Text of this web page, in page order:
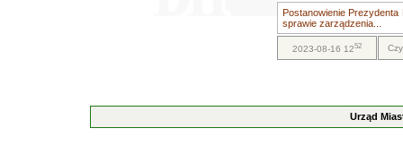
Postanowienie
sprawie zarządzenia...
2023-08-16 1252
Urząd